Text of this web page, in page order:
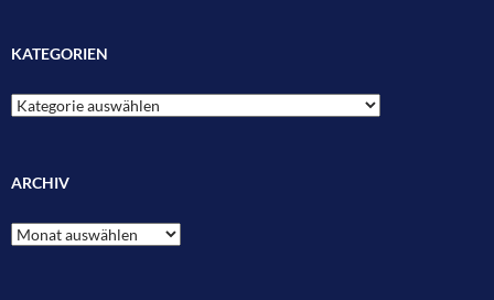
KATEGORIEN
Kategorien
ARCHIV
Archiv